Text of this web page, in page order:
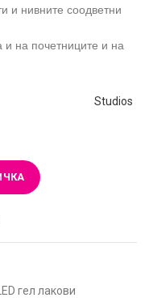
и нивните соодветни
и на почетниците и на
Studios
гел лакови